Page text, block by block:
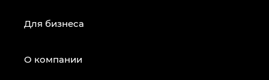
Для бизнеса
О компании